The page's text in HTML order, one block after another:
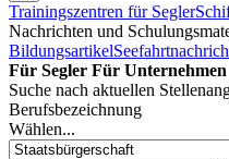
Trainingszentren für Segler
Nachrichten und
Bildungsartikel
Für Segler Für Unternehmen
Suche nach aktuellen
Berufsbezeichnung
Wählen...